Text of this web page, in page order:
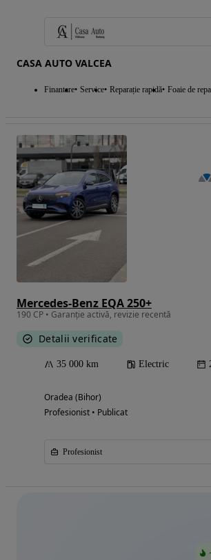
CASA AUTO VALCEA
Finantare Service Reparație rapidă Foaie de
Mercedes-Benz EQA 250+
190 CP • Garanție activă, revizie recentă
Detalii verificate
35 000 km Electric
Oradea (Bihor)
Profesionist • Publicat
Profesionist